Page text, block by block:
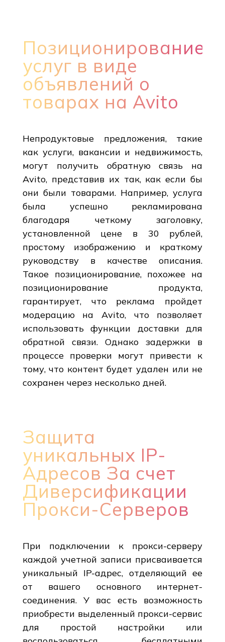
Позиционирование
услуг в виде
объявлений о
товарах на Avito
Непродуктовые предложения, такие
как услуги, вакансии и недвижимость,
могут получить обратную связь на
Avito, представив их так, как если бы
они были товарами. Например, услуга
была успешно рекламирована
благодаря четкому заголовку,
установленной цене в 30 рублей,
простому изображению и краткому
руководству в качестве описания.
Такое позиционирование, похожее на
позиционирование продукта,
гарантирует, что реклама пройдет
модерацию на Avito, что позволяет
использовать функции доставки для
обратной связи. Однако задержки в
процессе проверки могут привести к
тому, что контент будет удален или не
сохранен через несколько дней.
Защита
уникальных IP-
Адресов За счет
Диверсификации
Прокси-Серверов
При подключении к прокси-серверу
каждой учетной записи присваивается
уникальный IP-адрес, отделяющий ее
от вашего основного интернет-
соединения. У вас есть возможность
приобрести выделенный прокси-сервис
для простой настройки или